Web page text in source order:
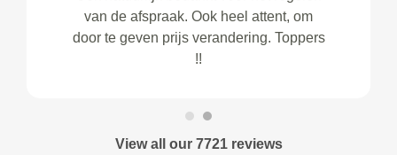
van de afspraak. Ook heel attent, om
door te geven prijs verandering. Toppers
!!
View all our 7721 reviews